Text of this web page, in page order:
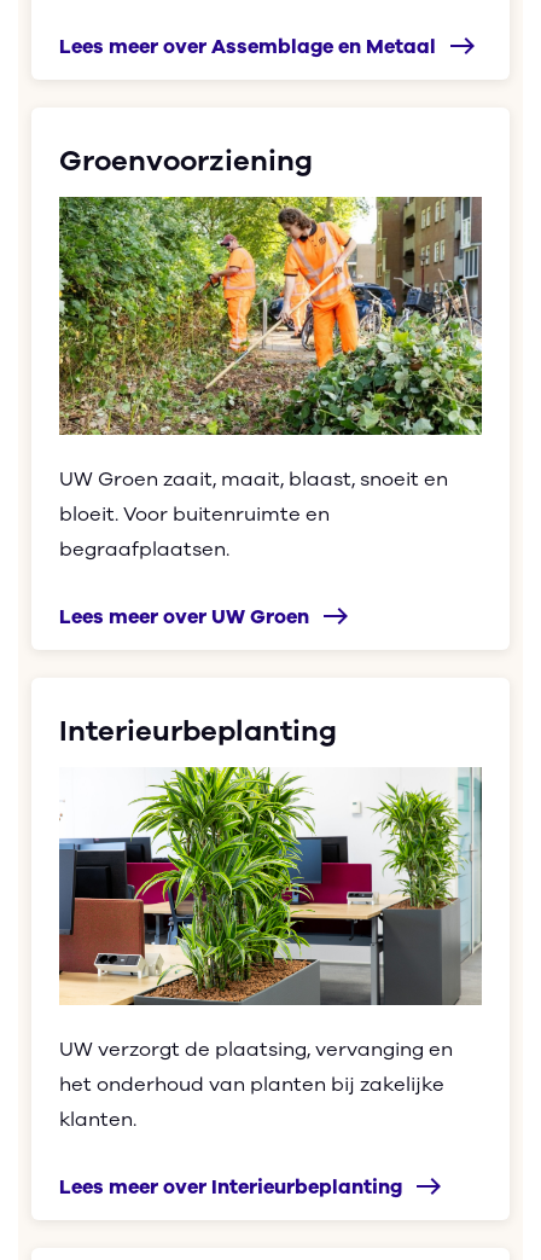
Lees meer over Assemblage en Metaal east
Groenvoorziening
UW Groen zaait, maait, blaast, snoeit en
bloeit. Voor buitenruimte en
begraafplaatsen.
Lees meer over UW Groen east
Interieurbeplanting
UW verzorgt de plaatsing, vervanging en
het onderhoud van planten bij zakelijke
klanten.
Lees meer over Interieurbeplanting east